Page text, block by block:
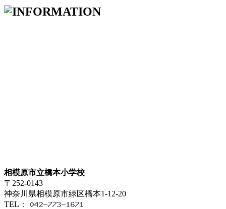
相模原市立橋本小学校
〒252-0143
神奈川県相模原市緑区橋本1-12-20
TEL：